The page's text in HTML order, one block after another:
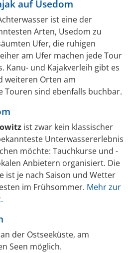
auf Usedom
ist eine der
Arten, Usedom zu
Ufer, die ruhigen
am Ufer machen jede Tour
Kanu- und Kajakverleih gibt es
weiteren Orten am
Touren sind ebenfalls buchbar.
ist zwar kein klassischer
Unterwassererlebnis
möchte: Tauchkurse und -
Anbietern organisiert. Die
ist je nach Saison und Wetter
im Frühsommer. Mehr zur
der Ostseeküste, am
Seen möglich.